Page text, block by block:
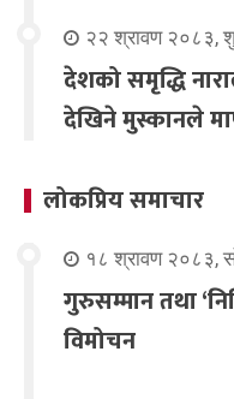
२२ श्रावण २०८३,
देशको समृद्धि
देखिने मुस्कानले
लोकप्रिय समाचार
१८ श्रावण २०८३,
गुरुसम्मान तथा
विमोचन